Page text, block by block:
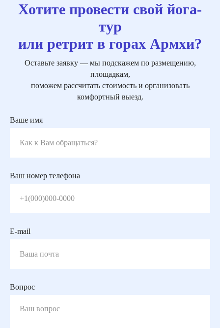
Хотите провести свой йога-
тур
или ретрит в горах Армхи?
Оставьте заявку — мы подскажем по размещению,
площадкам,
поможем рассчитать стоимость и организовать
комфортный выезд.
Ваше имя
Ваш номер телефона
E-mail
Вопрос